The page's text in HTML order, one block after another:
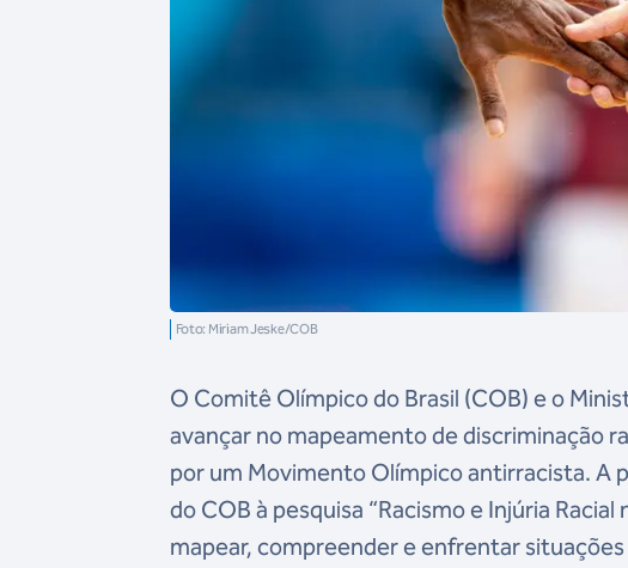
Foto: Miriam Jeske/COB
O Comitê Olímpico do Brasil (COB) e o
avançar no mapeamento de discriminação
por um Movimento Olímpico antirracista. A
do COB à pesquisa “Racismo e Injúria
mapear, compreender e enfrentar